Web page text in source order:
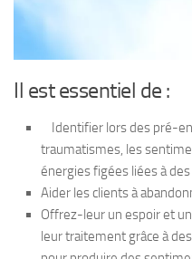
Il est essentiel de :
Identifier lors des pré-
traumatismes, les
énergies figées liées à
Aider les clients à
Offrez-leur un espoir et
leur traitement grâce à